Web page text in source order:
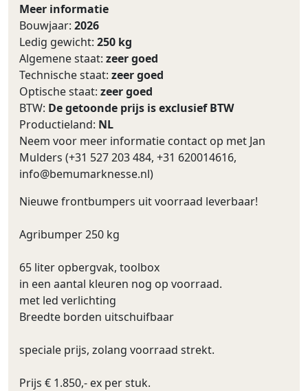
Meer informatie
Bouwjaar: 2026
Ledig gewicht: 250 kg
Algemene staat: zeer goed
Technische staat: zeer goed
Optische staat: zeer goed
BTW: De getoonde prijs is exclusief BTW
Productieland: NL
Neem voor meer informatie contact op met Jan
Mulders (+31 527 203 484, +31 620014616,
info@bemumarknesse.nl)
Nieuwe frontbumpers uit voorraad leverbaar!
Agribumper 250 kg
65 liter opbergvak, toolbox
in een aantal kleuren nog op voorraad.
met led verlichting
Breedte borden uitschuifbaar
speciale prijs, zolang voorraad strekt.
Prijs € 1.850,- ex per stuk.